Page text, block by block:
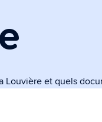
et quels